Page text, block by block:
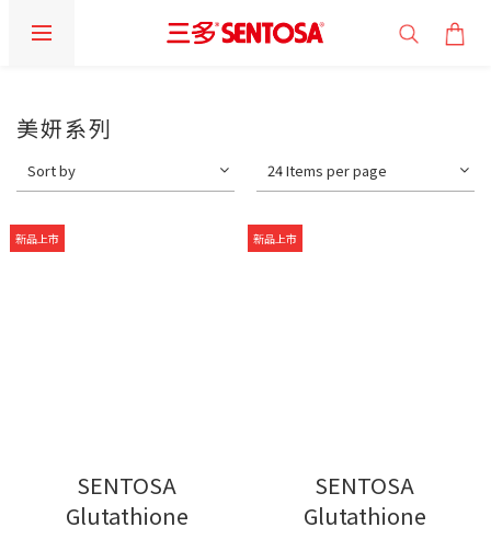
美妍系列
Sort by 24 Items per page
新品上市
SENTOSA
Glutathione
新品上市
SENTOSA
Glutathione